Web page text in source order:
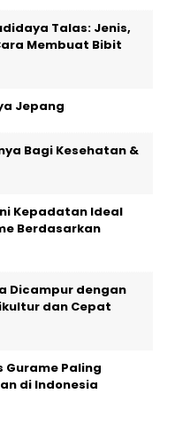
Talas: Jenis,
Membuat Bibit
Jepang
Bagi Kesehatan &
Kepadatan Ideal
Berdasarkan
Dicampur dengan
dan Cepat
Gurame Paling
di Indonesia